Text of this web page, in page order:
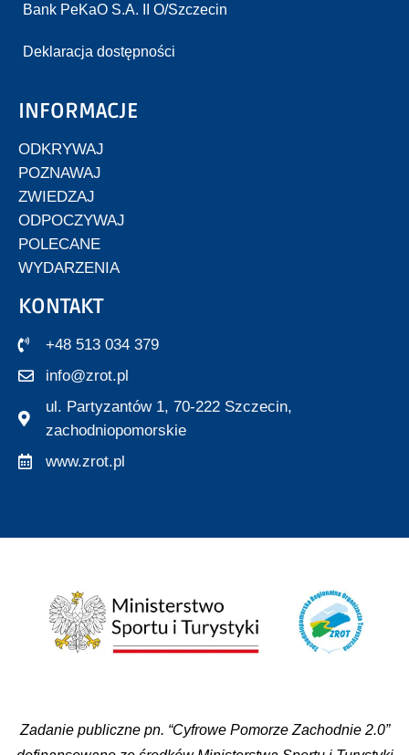
Bank PeKaO S.A. II O/Szczecin
Deklaracja dostępności
INFORMACJE
ODKRYWAJ
POZNAWAJ
ZWIEDZAJ
ODPOCZYWAJ
POLECANE
WYDARZENIA
KONTAKT
+48 513 034 379
info@zrot.pl
ul. Partyzantów 1, 70-222 Szczecin,
zachodniopomorskie
www.zrot.pl
Zadanie publiczne pn. “Cyfrowe Pomorze Zachodnie 2.0”